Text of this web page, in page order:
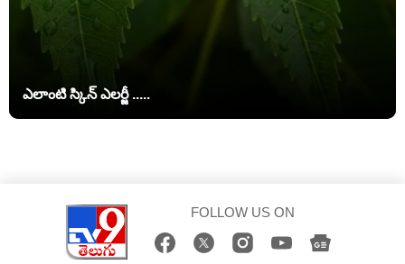
ఎలాంటి స్కిన్ ఎలర్జీ .....
FOLLOW US ON